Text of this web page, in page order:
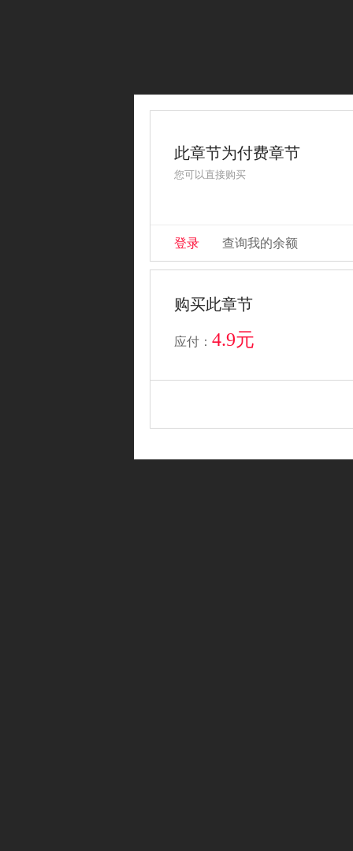
此章节为付费章节
您可以直接购买
登录 查询我的余额
购买此章节
应付： 4.9元